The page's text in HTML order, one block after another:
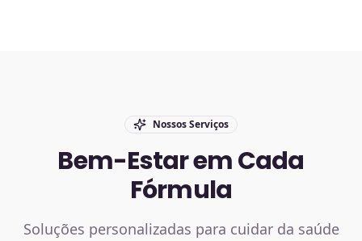
Nossos Serviços
Bem-Estar em Cada
Fórmula
Soluções personalizadas para cuidar da saúde